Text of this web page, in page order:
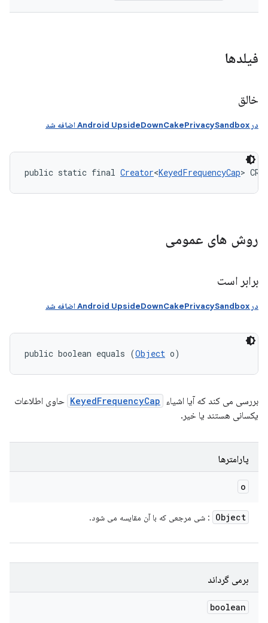
فیلدها
خالق
در Android UpsideDownCakePrivacySandbox اضافه شد
public static final Creator<KeyedFrequencyCap>
روش های عمومی
برابر است
در Android UpsideDownCakePrivacySandbox اضافه شد
public boolean equals (Object o)
بررسی می کند که آیا اشیاء KeyedFrequencyCap حاوی اطلاعات
یکسانی هستند یا خیر.
پارامترها
o
Object : شی مرجعی که با آن مقایسه می شود.
برمی گرداند
boolean